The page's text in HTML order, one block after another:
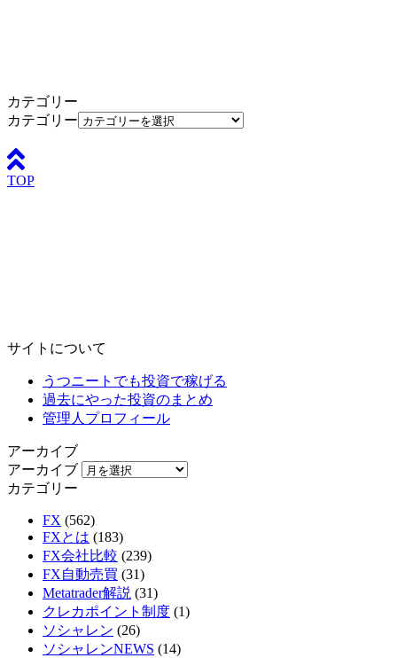
カテゴリー
カテゴリー
TOP
サイトについて
うつニートでも投資で稼げる
過去にやった投資のまとめ
管理人プロフィール
アーカイブ
アーカイブ
カテゴリー
FX (562)
FXとは (183)
FX会社比較 (239)
FX自動売買 (31)
Metatrader解説 (31)
クレカポイント制度 (1)
ソシャレン (26)
ソシャレンNEWS (14)